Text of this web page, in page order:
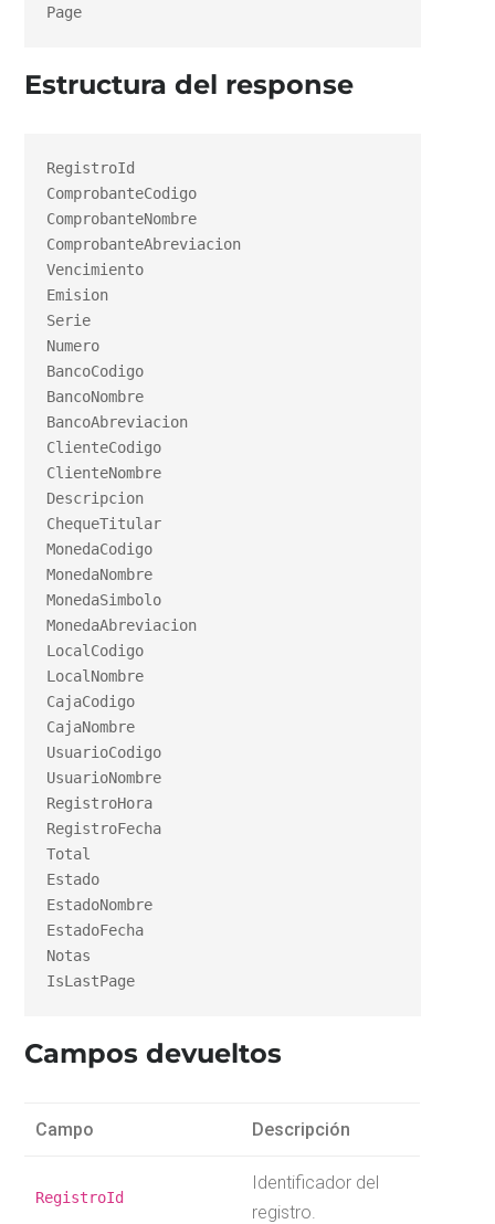
Page
Estructura del response
RegistroId
ComprobanteCodigo
ComprobanteNombre
ComprobanteAbreviacion
Vencimiento
Emision
Serie
Numero
BancoCodigo
BancoNombre
BancoAbreviacion
ClienteCodigo
ClienteNombre
Descripcion
ChequeTitular
MonedaCodigo
MonedaNombre
MonedaSimbolo
MonedaAbreviacion
LocalCodigo
LocalNombre
CajaCodigo
CajaNombre
UsuarioCodigo
UsuarioNombre
RegistroHora
RegistroFecha
Total
Estado
EstadoNombre
EstadoFecha
Notas
IsLastPage
Campos devueltos
Campo Descripción
RegistroId
Identificador del
registro.